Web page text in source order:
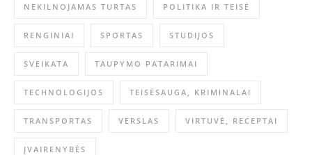
NEKILNOJAMAS TURTAS POLITIKA IR TEISĖ
RENGINIAI SPORTAS STUDIJOS
SVEIKATA TAUPYMO PATARIMAI
TECHNOLOGIJOS TEISĖSAUGA, KRIMINALAI
TRANSPORTAS VERSLAS VIRTUVĖ, RECEPTAI
ĮVAIRENYBĖS